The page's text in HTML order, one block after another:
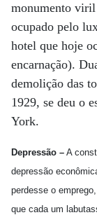
monumento viril
ocupado pelo
hotel que hoje
encarnação).
demolição das
1929, se deu o
York.
Depressão – A
depressão
perdesse o
que cada um